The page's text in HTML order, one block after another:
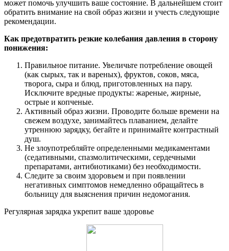
может помочь улучшить ваше состояние. В дальнейшем стоит
обратить внимание на свой образ жизни и учесть следующие
рекомендации.
Как предотвратить резкие колебания давления в сторону
понижения:
Правильное питание. Увеличьте потребление овощей
(как сырых, так и вареных), фруктов, соков, мяса,
творога, сыра и блюд, приготовленных на пару.
Исключите вредные продукты: жареные, жирные,
острые и копченые.
Активный образ жизни. Проводите больше времени на
свежем воздухе, занимайтесь плаванием, делайте
утреннюю зарядку, бегайте и принимайте контрастный
душ.
Не злоупотребляйте определенными медикаментами
(седативными, спазмолитическими, сердечными
препаратами, антибиотиками) без необходимости.
Следите за своим здоровьем и при появлении
негативных симптомов немедленно обращайтесь в
больницу для выяснения причин недомогания.
Регулярная зарядка укрепит ваше здоровье